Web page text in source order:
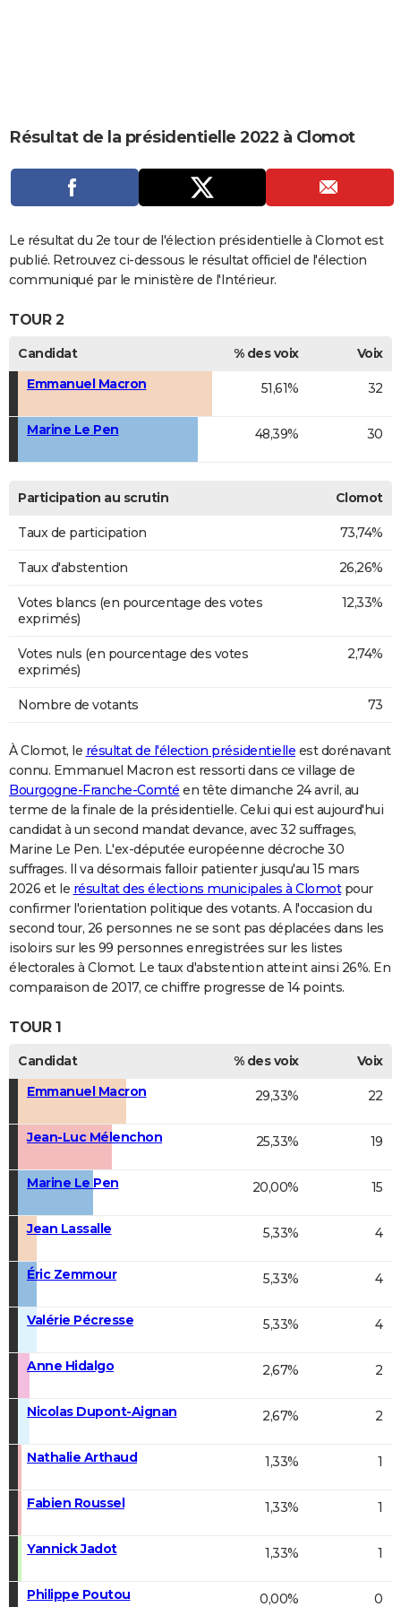
CARTE DE VOEUX
DICTIONNAIRE
Dictionnaire
Biographies
Expressions
Proverbes
PROGRAMME TV
COPAINS D'AVANT
Se connecter
Collèges
Universités
Entreprises
Service militaire
Avis de recherche
AVIS DE DÉCÈS
FORUM
Bricolage
Culture
Television
Voyage
Résultat de la présidentielle 2022 à Clomot
Le résultat du 2e tour de l'élection présidentielle à Clomot est
publié. Retrouvez ci-dessous le résultat officiel de l'élection
communiqué par le ministère de l'Intérieur.
TOUR 2
Candidat % des voix
Voix
Emmanuel Macron
51,61% 32
Marine Le Pen 48,39% 30
Participation au scrutin Clomot
Taux de participation 73,74%
Taux d'abstention 26,26%
Votes blancs (en pourcentage des votes
exprimés)
12,33%
Votes nuls (en pourcentage des votes
exprimés)
2,74%
Nombre de votants 73
À Clomot, le résultat de l'élection présidentielle est dorénavant
connu. Emmanuel Macron est ressorti dans ce village de
Bourgogne-Franche-Comté en tête dimanche 24 avril, au
terme de la finale de la présidentielle. Celui qui est aujourd'hui
candidat à un second mandat devance, avec 32 suffrages,
Marine Le Pen. L'ex-députée européenne décroche 30
suffrages. Il va désormais falloir patienter jusqu'au 15 mars
2026 et le résultat des élections municipales à Clomotpour
confirmer l'orientation politique des votants. A l'occasion du
second tour, 26 personnes ne se sont pas déplacées dans les
isoloirs sur les 99 personnes enregistrées sur les listes
électorales à Clomot. Le taux d'abstention atteint ainsi 26%. En
comparaison de 2017, ce chiffre progresse de 14 points.
TOUR 1
Candidat % des voix
Voix
Emmanuel Macron
29,33% 22
Jean-Luc Mélenchon 25,33% 19
Marine Le Pen 20,00% 15
Jean Lassalle 5,33% 4
Éric Zemmour 5,33% 4
Valérie Pécresse 5,33% 4
Anne Hidalgo 2,67% 2
Nicolas Dupont-Aignan 2,67% 2
Nathalie Arthaud 1,33% 1
Fabien Roussel 1,33% 1
Yannick Jadot 1,33% 1
Philippe Poutou 0,00% 0